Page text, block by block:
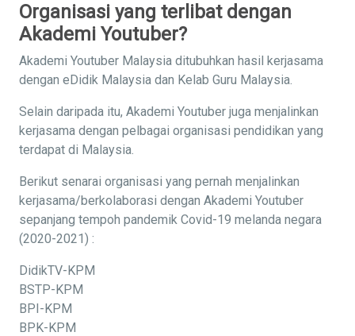
Organisasi yang terlibat dengan
Akademi Youtuber?
Akademi Youtuber Malaysia ditubuhkan hasil kerjasama
dengan eDidik Malaysia dan Kelab Guru Malaysia.
Selain daripada itu, Akademi Youtuber juga menjalinkan
kerjasama dengan pelbagai organisasi pendidikan yang
terdapat di Malaysia.
Berikut senarai organisasi yang pernah menjalinkan
kerjasama/berkolaborasi dengan Akademi Youtuber
sepanjang tempoh pandemik Covid-19 melanda negara
(2020-2021) :
DidikTV-KPM
BSTP-KPM
BPI-KPM
BPK-KPM